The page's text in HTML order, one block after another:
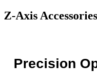
Z-Axis Accessories
Precision